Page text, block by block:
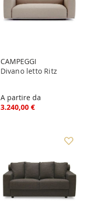
CAMPEGGI
Divano letto Ritz
A partire da
3.240,00 €